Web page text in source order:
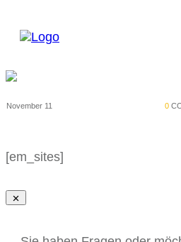
November 11 0
[em_sites]